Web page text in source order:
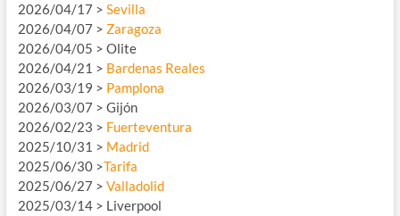
2026/04/17 > Sevilla
2026/04/07 > Zaragoza
2026/04/05 > Olite
2026/04/21 > Bardenas Reales
2026/03/19 > Pamplona
2026/03/07 > Gijón
2026/02/23 > Fuerteventura
2025/10/31 > Madrid
2025/06/30 >Tarifa
2025/06/27 > Valladolid
2025/03/14 > Liverpool